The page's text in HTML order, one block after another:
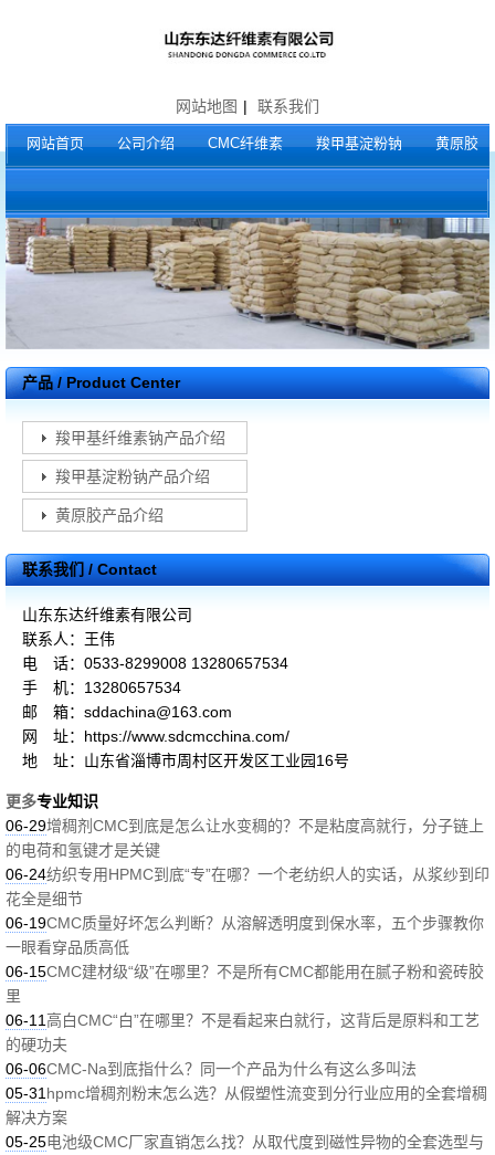
网站地图 | 联系我们
网站首页 公司介绍 CMC纤维素 羧甲基淀粉钠 黄原胶
产品 / Product Center
羧甲基纤维素钠产品介绍
羧甲基淀粉钠产品介绍
黄原胶产品介绍
联系我们 / Contact
山东东达纤维素有限公司
联系人：王伟
电 话：0533-8299008 13280657534
手 机：13280657534
邮 箱：sddachina@163.com
网 址：https://www.sdcmcchina.com/
地 址：山东省淄博市周村区开发区工业园16号
更多专业知识
06-29增稠剂CMC到底是怎么让水变稠的？不是粘度高就行，分子链上
的电荷和氢键才是关键
06-24纺织专用HPMC到底“专”在哪？一个老纺织人的实话，从浆纱到印
花全是细节
06-19CMC质量好坏怎么判断？从溶解透明度到保水率，五个步骤教你
一眼看穿品质高低
06-15CMC建材级“级”在哪里？不是所有CMC都能用在腻子粉和瓷砖胶
里
06-11高白CMC“白”在哪里？不是看起来白就行，这背后是原料和工艺
的硬功夫
06-06CMC-Na到底指什么？同一个产品为什么有这么多叫法
05-31 hpmc增稠剂粉末怎么选？从假塑性流变到分行业应用的全套增稠
解决方案
05-25电池级CMC厂家直销怎么找？从取代度到磁性异物的全套选型与